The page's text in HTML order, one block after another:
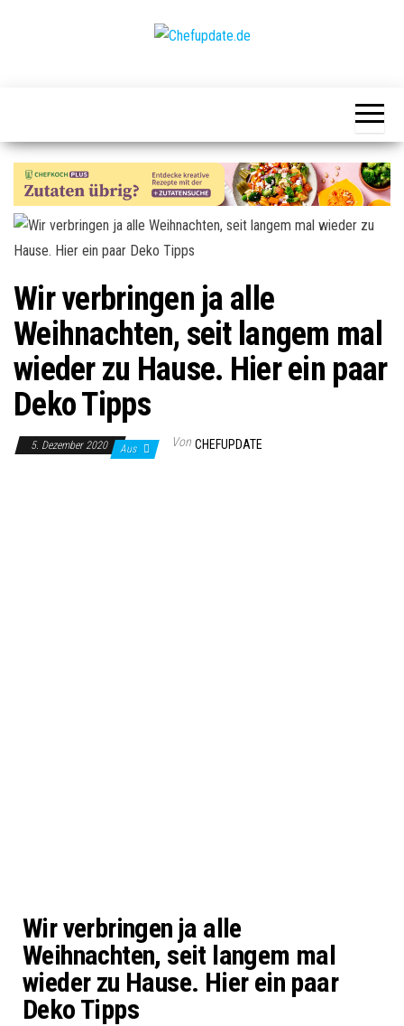
Wir verbringen ja alle
Weihnachten, seit langem mal
wieder zu Hause. Hier ein paar
Deko Tipps
5. Dezember 2020 Aus Von CHEFUPDATE
Wir verbringen ja alle
Weihnachten, seit langem mal
wieder zu Hause. Hier ein paar
Deko Tipps